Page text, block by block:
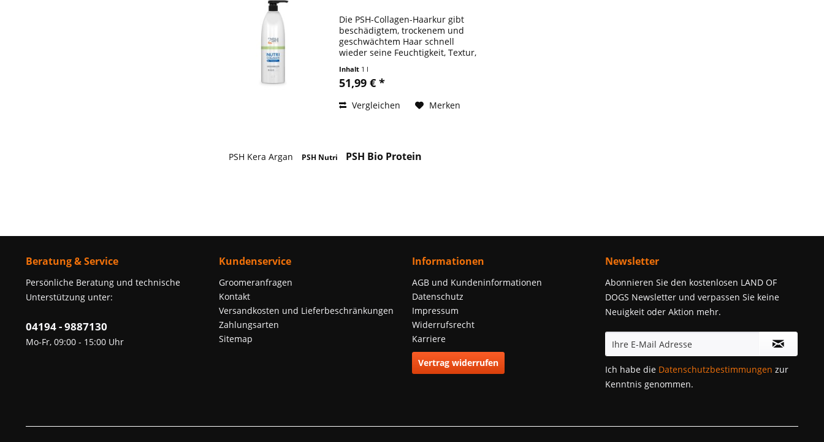
Die PSH-Collagen-Haarkur gibt
beschädigtem, trockenem und
geschwächtem Haar schnell
wieder seine Feuchtigkeit, Textur,
was charakteristisch für
gesundes Fell ist, zurück. Das
Inhalt 1 l
51,99 € *
Vergleichen Merken
PSH Kera Argan PSH Nutri PSH Bio Protein
Beratung & Service
Persönliche Beratung und technische
Unterstützung unter:
04194 - 9887130
Mo-Fr, 09:00 - 15:00 Uhr
Kundenservice
Groomeranfragen
Kontakt
Versandkosten und Lieferbeschränkungen
Zahlungsarten
Sitemap
Informationen
AGB und Kundeninformationen
Datenschutz
Impressum
Widerrufsrecht
Karriere
Vertrag widerrufen
Newsletter
Abonnieren Sie den kostenlosen LAND OF
DOGS Newsletter und verpassen Sie keine
Neuigkeit oder Aktion mehr.
Ich habe die Datenschutzbestimmungen zur
Kenntnis genommen.